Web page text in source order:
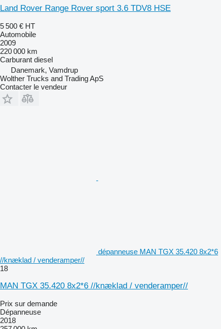
Land Rover Range Rover sport 3.6 TDV8 HSE
5 500 € HT
Automobile
2009
220 000 km
Carburant diesel
Danemark, Vamdrup
Wolther Trucks and Trading ApS
Contacter le vendeur
dépanneuse MAN TGX 35.420 8x2*6
//knæklad / venderamper//
18
MAN TGX 35.420 8x2*6 //knæklad / venderamper//
Prix sur demande
Dépanneuse
2018